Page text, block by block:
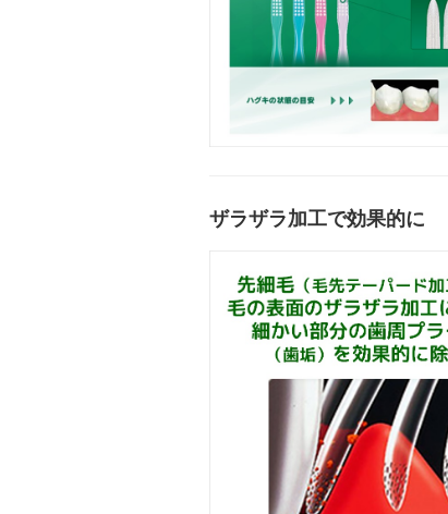
ザラザラ加工で効果的に